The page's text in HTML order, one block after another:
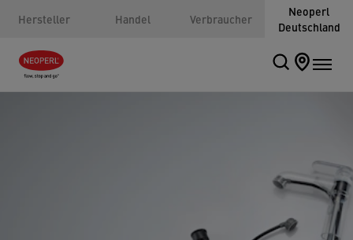
Hersteller Handel Verbraucher
Neoperl
Deutschland